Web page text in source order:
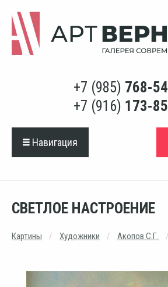
+7 (985) 768-
+7 (916) 173-
Навигация
СВЕТЛОЕ НАСТРОЕНИЕ
Картины Художники Акопов С.Г.